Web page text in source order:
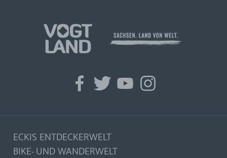
facebooktwitteryoutubeinstagram
ECKIS ENTDECKERWELT
BIKE- UND WANDERWELT